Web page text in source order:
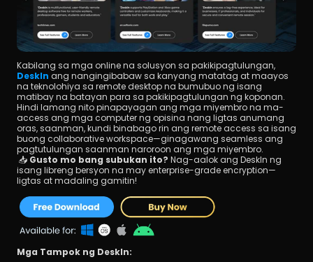
DeskIn ang nangingibabaw sa kanyang matatag at maayos
na teknolohiya sa remote desktop na bumubuo ng isang
matibay na batayan para sa pakikipagtulungan ng koponan.
Hindi lamang nito pinapayagan ang mga miyembro na ma-
access ang mga computer ng opisina nang ligtas anumang
oras, saanman, kundi binabago rin ang remote access sa isang
buong collaborative workspace—ginagawang seamless ang
pagtutulungan saanman naroroon ang mga miyembro.
📥 Gusto mo bang subukan ito? Nag-aalok ang DeskIn ng
isang libreng bersyon na may enterprise-grade encryption—
ligtas at madaling gamitin!
Mga Tampok ng DeskIn: